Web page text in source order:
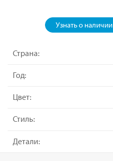
Узнать о наличии
Страна:
Год:
Цвет:
Стиль:
Детали: